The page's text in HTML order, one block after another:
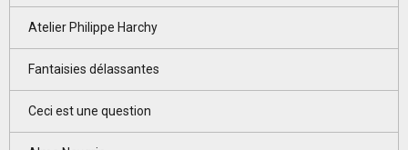
Atelier Philippe Harchy
Fantaisies délassantes
Ceci est une question